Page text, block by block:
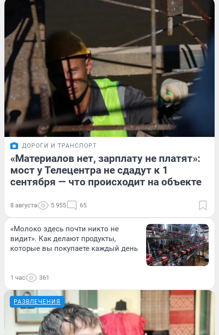
ДОРОГИ И ТРАНСПОРТ
«Материалов нет, зарплату не платят»:
мост у Телецентра не сдадут к 1
сентября — что происходит на объекте
8 августа 5 955 65
«Молоко здесь почти никто не
видит». Как делают продукты,
которые вы покупаете каждый день
1 час 361
РАЗВЛЕЧЕНИЯ